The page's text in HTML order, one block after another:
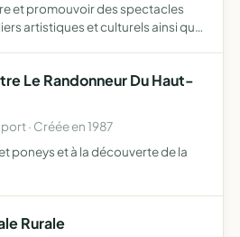
et promouvoir des spectacles
artistiques et culturels ainsi que
Le Randonneur Du Haut-
· Créée en 1987
poneys et à la découverte de la
Rurale